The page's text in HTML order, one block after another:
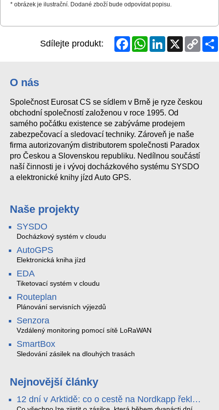
* obrázek je ilustrační. Dodané zboží bude odpovídat popisu.
Sdílejte produkt: FacebookWhatsAppLinkedInX
Copy
Link
O nás
Společnost Eurosat CS se sídlem v Brně je ryze českou
obchodní společností založenou v roce 1995. Od
samého počátku existence se zabýváme prodejem
zabezpečovací a sledovací techniky. Zároveň je naše
firma autorizovaným distributorem společnosti Paradox
pro Českou a Slovenskou republiku. Nedílnou součástí
naší činnosti je i vývoj docházkového systému SYSDO
a elektronické knihy jízd Auto GPS.
Naše projekty
SYSDO
Docházkový systém v cloudu
AutoGPS
Elektronická kniha jízd
EDA
Tiketovací systém v cloudu
Routeplan
Plánování servisních výjezdů
Senzora
Vzdálený monitoring pomocí sítě LoRaWAN
SmartBox
Sledování zásilek na dlouhých trasách
Nejnovější články
12 dní v Arktidě: co o cestě na Nordkapp řekla